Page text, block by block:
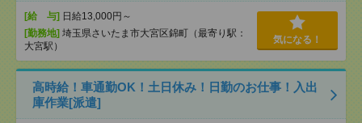
[給 与] 日給13,000円～
[勤務地] 埼玉県さいたま市大宮区錦町（最寄り駅：
大宮駅）
気になる！
高時給！車通勤OK！土日休み！日勤のお仕事！入出
庫作業[派遣]